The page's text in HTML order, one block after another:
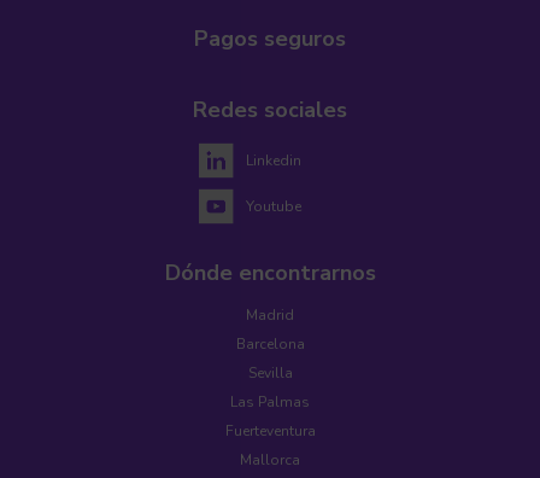
Pagos seguros
Redes sociales
Linkedin
Youtube
Dónde encontrarnos
Madrid
Barcelona
Sevilla
Las Palmas
Fuerteventura
Mallorca